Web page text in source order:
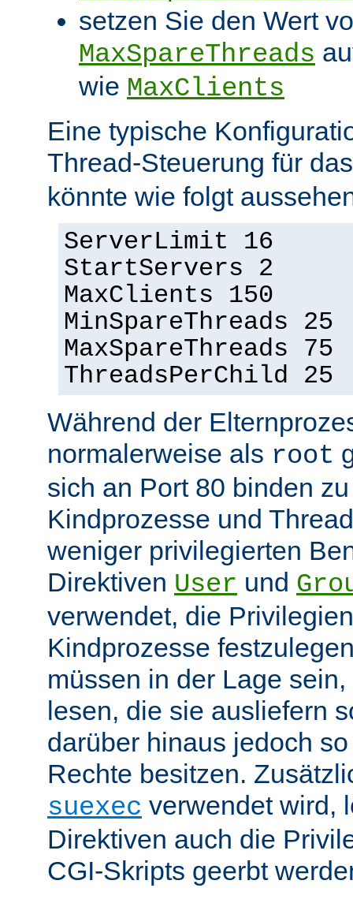
setzen Sie den Wert
MaxSpareThreads
wie MaxClients
Eine typische
Thread-Steuerung für
könnte wie folgt
ServerLimit 16
StartServers 2
MaxClients 150
MinSpareThreads 25
MaxSpareThreads 75
ThreadsPerChild 25
Während der
normalerweise als root
sich an Port 80 binden
Kindprozesse und
weniger privilegierten
Direktiven User und
verwendet, die
Kindprozesse
müssen in der Lage
lesen, die sie ausliefern
darüber hinaus jedoch
Rechte besitzen.
suexec verwendet wird,
Direktiven auch die
CGI-Skripts geerbt